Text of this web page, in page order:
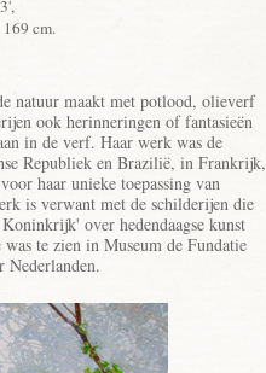
cm.
natuur maakt met potlood, olieverf
ook herinneringen of fantasieën
in de verf. Haar werk was de
Republiek en Brazilië, in Frankrijk,
haar unieke toepassing van
is verwant met de schilderijen die
over hedendaagse kunst
te zien in Museum de Fundatie